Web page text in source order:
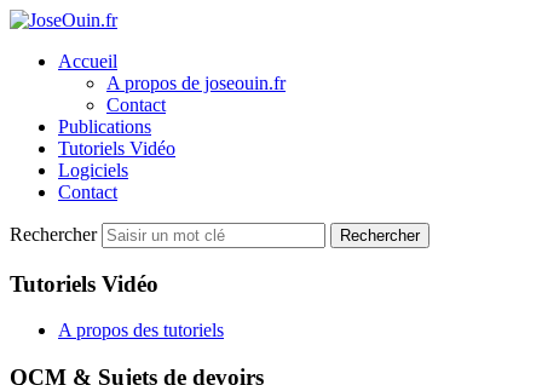
Accueil
A propos de joseouin.fr
Contact
Publications
Tutoriels Vidéo
Logiciels
Contact
Rechercher Rechercher
Tutoriels Vidéo
A propos des tutoriels
QCM & Sujets de devoirs